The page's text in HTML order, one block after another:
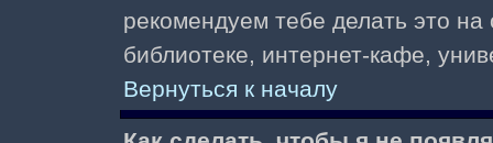
рекомендуем тебе делать это
библиотеке, интернет-кафе,
Вернуться к началу